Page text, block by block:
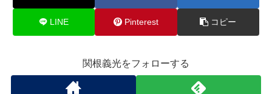
LINE Pinterest コピー
関根義光をフォローする